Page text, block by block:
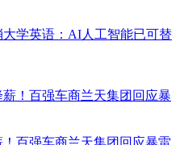
学英语：AI人工智能已可替
百强车商兰天集团回应暴雷